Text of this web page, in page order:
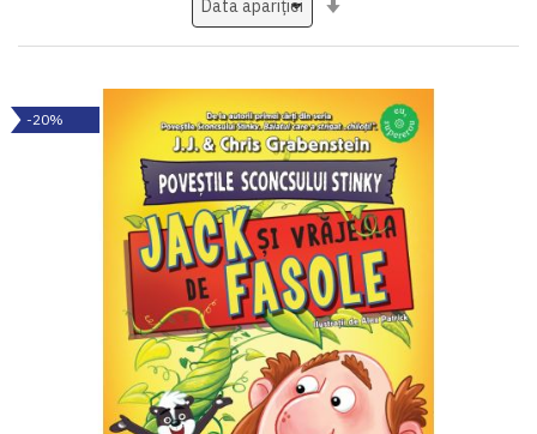
-20%